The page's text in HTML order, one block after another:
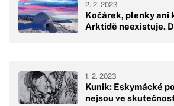
Kočárek, plenky ani
Arktidě neexistuje.
2. 2. 2023
Kunik: Eskymácké
nejsou ve
1. 2. 2023